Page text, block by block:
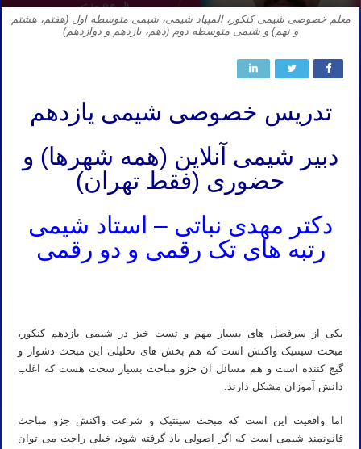
معلم خصوصی شیمی کنکور، المپیاد شیمی، شیمی متوسطه اول (هفتم، هشتم
و نهم) و شیمی متوسطه دوم (دهم، یازدهم و دوازدهم)
تدریس خصوصی شیمی یازدهم
دبیر شیمی آنلاین (همه شهرها) و
حضوری (فقط تهران)
دکتر مهدی نباتی – استاد شیمی
رتبه های تک رقمی و دو رقمی
یکی از سرفصل های بسیار مهم و تست خیز در شیمی یازدهم کنکور،
مبحث سینتیک واکنش است که هم بخش های تحلیلی این مبحث دشوار و
گیج کننده است و هم مسائل آن جزو مباحث بسیار سخت هست که اغلب
دانش آموزان مشکل دارند.
اما واقعیت این است که مبحث سینتیک و شرعت واکنش جزو مباحث
قانونمند شیمی است که اگر اصولی یاد گرفته شود، خیلی راحت می توان